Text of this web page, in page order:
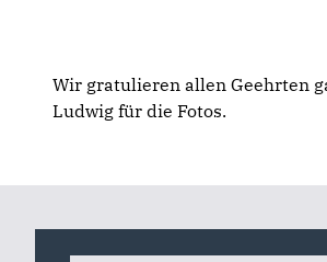
Wir gratulieren allen Geehrten
Ludwig für die Fotos.